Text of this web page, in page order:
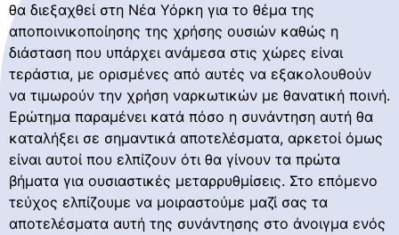
θα διεξαχθεί στη Νέα Υόρκη για το θέμα της
αποποινικοποίησης της χρήσης ουσιών καθώς η
διάσταση που υπάρχει ανάμεσα στις χώρες είναι
τεράστια, με ορισμένες από αυτές να εξακολουθούν
να τιμωρούν την χρήση ναρκωτικών με θανατική ποινή.
Ερώτημα παραμένει κατά πόσο η συνάντηση αυτή θα
καταλήξει σε σημαντικά αποτελέσματα, αρκετοί όμως
είναι αυτοί που ελπίζουν ότι θα γίνουν τα πρώτα
βήματα για ουσιαστικές μεταρρυθμίσεις. Στο επόμενο
τεύχος ελπίζουμε να μοιραστούμε μαζί σας τα
αποτελέσματα αυτή της συνάντησης στο άνοιγμα ενός